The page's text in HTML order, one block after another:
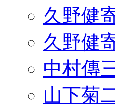
久野健
久野健
中村傳
山下菊